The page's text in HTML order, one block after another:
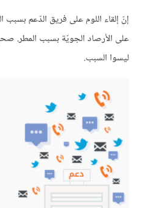
إنّ إلقاء اللوم على فريق الدّعم بسبب
على الأرصاد الجويّة بسبب المطر.
ليسوا السبب.